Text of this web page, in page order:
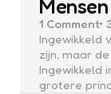
1 Comment
Ingewikkeld
zijn, maar
Ingewikkeld
grotere